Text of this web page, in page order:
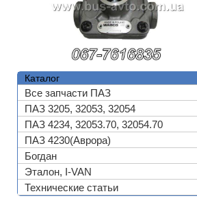
Каталог
Все запчасти ПАЗ
ПАЗ 3205, 32053, 32054
ПАЗ 4234, 32053.70, 32054.70
ПАЗ 4230(Аврора)
Богдан
Эталон, I-VAN
Технические статьи